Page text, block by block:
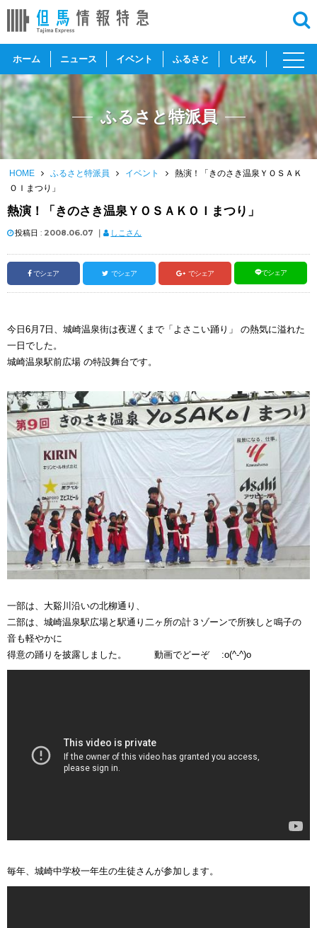
ホーム ニュース イベント ふるさと しぜん
toggle
ふるさと特派員
HOME ふるさと特派員 イベント
熱演！「きのさき温泉ＹＯＳＡＫ
ＯＩまつり」
熱演！「きのさき温泉ＹＯＳＡＫＯＩまつり」
投稿日 : 2008.06.07 ｜ しこさん
でシェア でシェア でシェア でシェア
今日6月7日、城崎温泉街は夜遅くまで「よさこい踊り」 の熱気に溢れた
一日でした。
城崎温泉駅前広場 の特設舞台です。
一部は、大谿川沿いの北柳通り、
二部は、城崎温泉駅広場と駅通り二ヶ所の計３ゾーンで所狭しと鳴子の
音も軽やかに
得意の踊りを披露しました。 動画でどーぞ :o(^-^)o
毎年、城崎中学校一年生の生徒さんが参加します。